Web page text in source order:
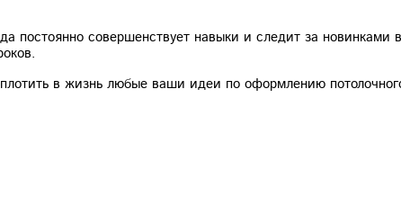
постоянно совершенствует навыки и следит за новинками
в жизнь любые ваши идеи по оформлению